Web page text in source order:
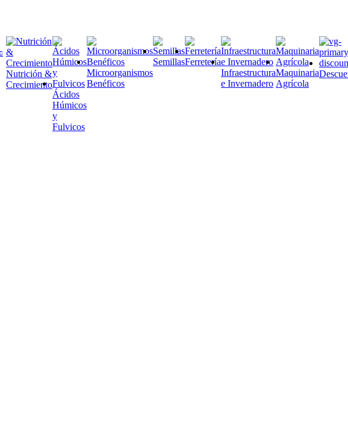
Nutrición &
Crecimiento
Ácidos
Húmicos
y
Fulvicos
Microorganismos
Benéficos
SemillasFerretería
Infraestructura
e Invernadero
Maquinaria
Agrícola